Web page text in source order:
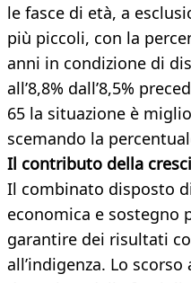
le fasce di età, a
più piccoli, con la
anni in condizione di
all’8,8% dall’8,5%
65 la situazione è
scemando la
Il contributo della
Il combinato disposto
economica e sostegno
garantire dei risultati
all’indigenza. Lo